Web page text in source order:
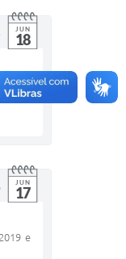
JUN
18
na
JUN
17
e